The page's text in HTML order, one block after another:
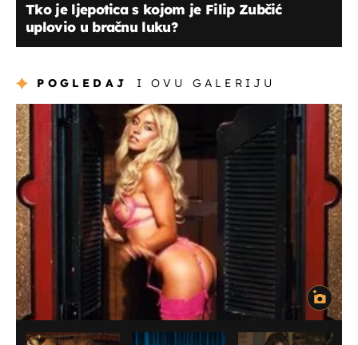
Tko je ljepotica s kojom je Filip Zubčić
uplovio u bračnu luku?
POGLEDAJ I OVU GALERIJU